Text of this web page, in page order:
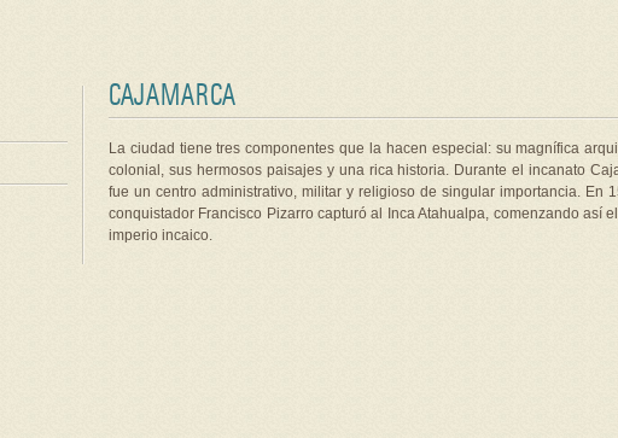
CAJAMARCA
La ciudad tiene tres componentes que la hacen especial: su magnífica
colonial, sus hermosos paisajes y una rica historia. Durante el incanato
fue un centro administrativo, militar y religioso de singular importancia. En
conquistador Francisco Pizarro capturó al Inca Atahualpa, comenzando así el
imperio incaico.